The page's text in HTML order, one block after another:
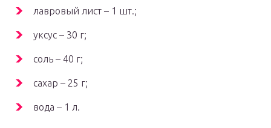
лавровый лист – 1 шт.;
уксус – 30 г;
соль – 40 г;
сахар – 25 г;
вода – 1 л.